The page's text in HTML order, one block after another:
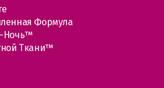
Формула
Ночь™
Ткани™